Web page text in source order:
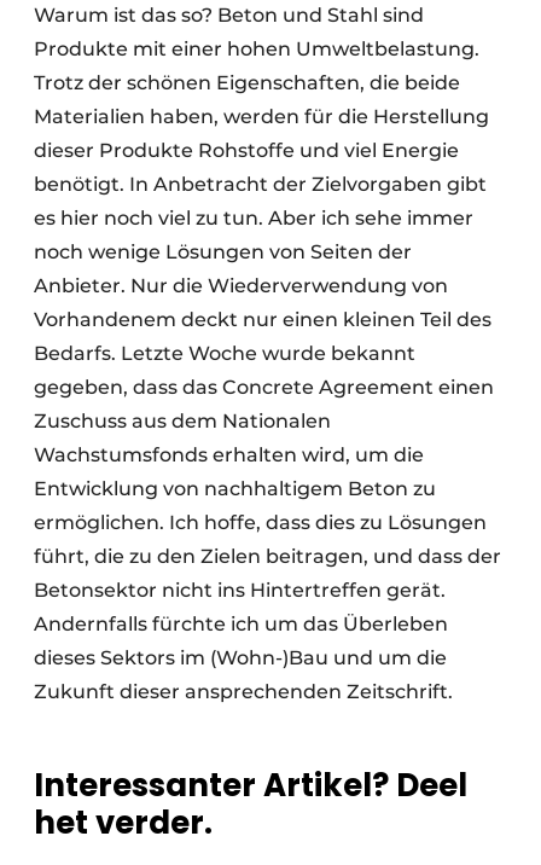
Warum ist das so? Beton und Stahl sind
Produkte mit einer hohen Umweltbelastung.
Trotz der schönen Eigenschaften, die beide
Materialien haben, werden für die Herstellung
dieser Produkte Rohstoffe und viel Energie
benötigt. In Anbetracht der Zielvorgaben gibt
es hier noch viel zu tun. Aber ich sehe immer
noch wenige Lösungen von Seiten der
Anbieter. Nur die Wiederverwendung von
Vorhandenem deckt nur einen kleinen Teil des
Bedarfs. Letzte Woche wurde bekannt
gegeben, dass das Concrete Agreement einen
Zuschuss aus dem Nationalen
Wachstumsfonds erhalten wird, um die
Entwicklung von nachhaltigem Beton zu
ermöglichen. Ich hoffe, dass dies zu Lösungen
führt, die zu den Zielen beitragen, und dass der
Betonsektor nicht ins Hintertreffen gerät.
Andernfalls fürchte ich um das Überleben
dieses Sektors im (Wohn-)Bau und um die
Zukunft dieser ansprechenden Zeitschrift.
Interessanter Artikel? Deel
het verder.